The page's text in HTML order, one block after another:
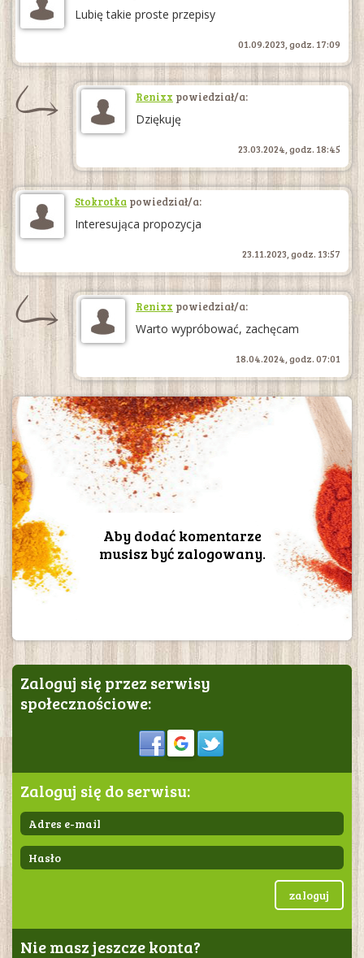
Lubię takie proste przepisy
01.09.2023, godz. 17:09
Renixx powiedział/a:
Dziękuję
23.03.2024, godz. 18:45
Stokrotka powiedział/a:
Interesująca propozycja
23.11.2023, godz. 13:57
Renixx powiedział/a:
Warto wypróbować, zachęcam
18.04.2024, godz. 07:01
Aby dodać komentarze
musisz być zalogowany.
Zaloguj się przez serwisy
społecznościowe:
Sign in
Zaloguj się do serwisu:
zaloguj
Nie masz jeszcze konta?